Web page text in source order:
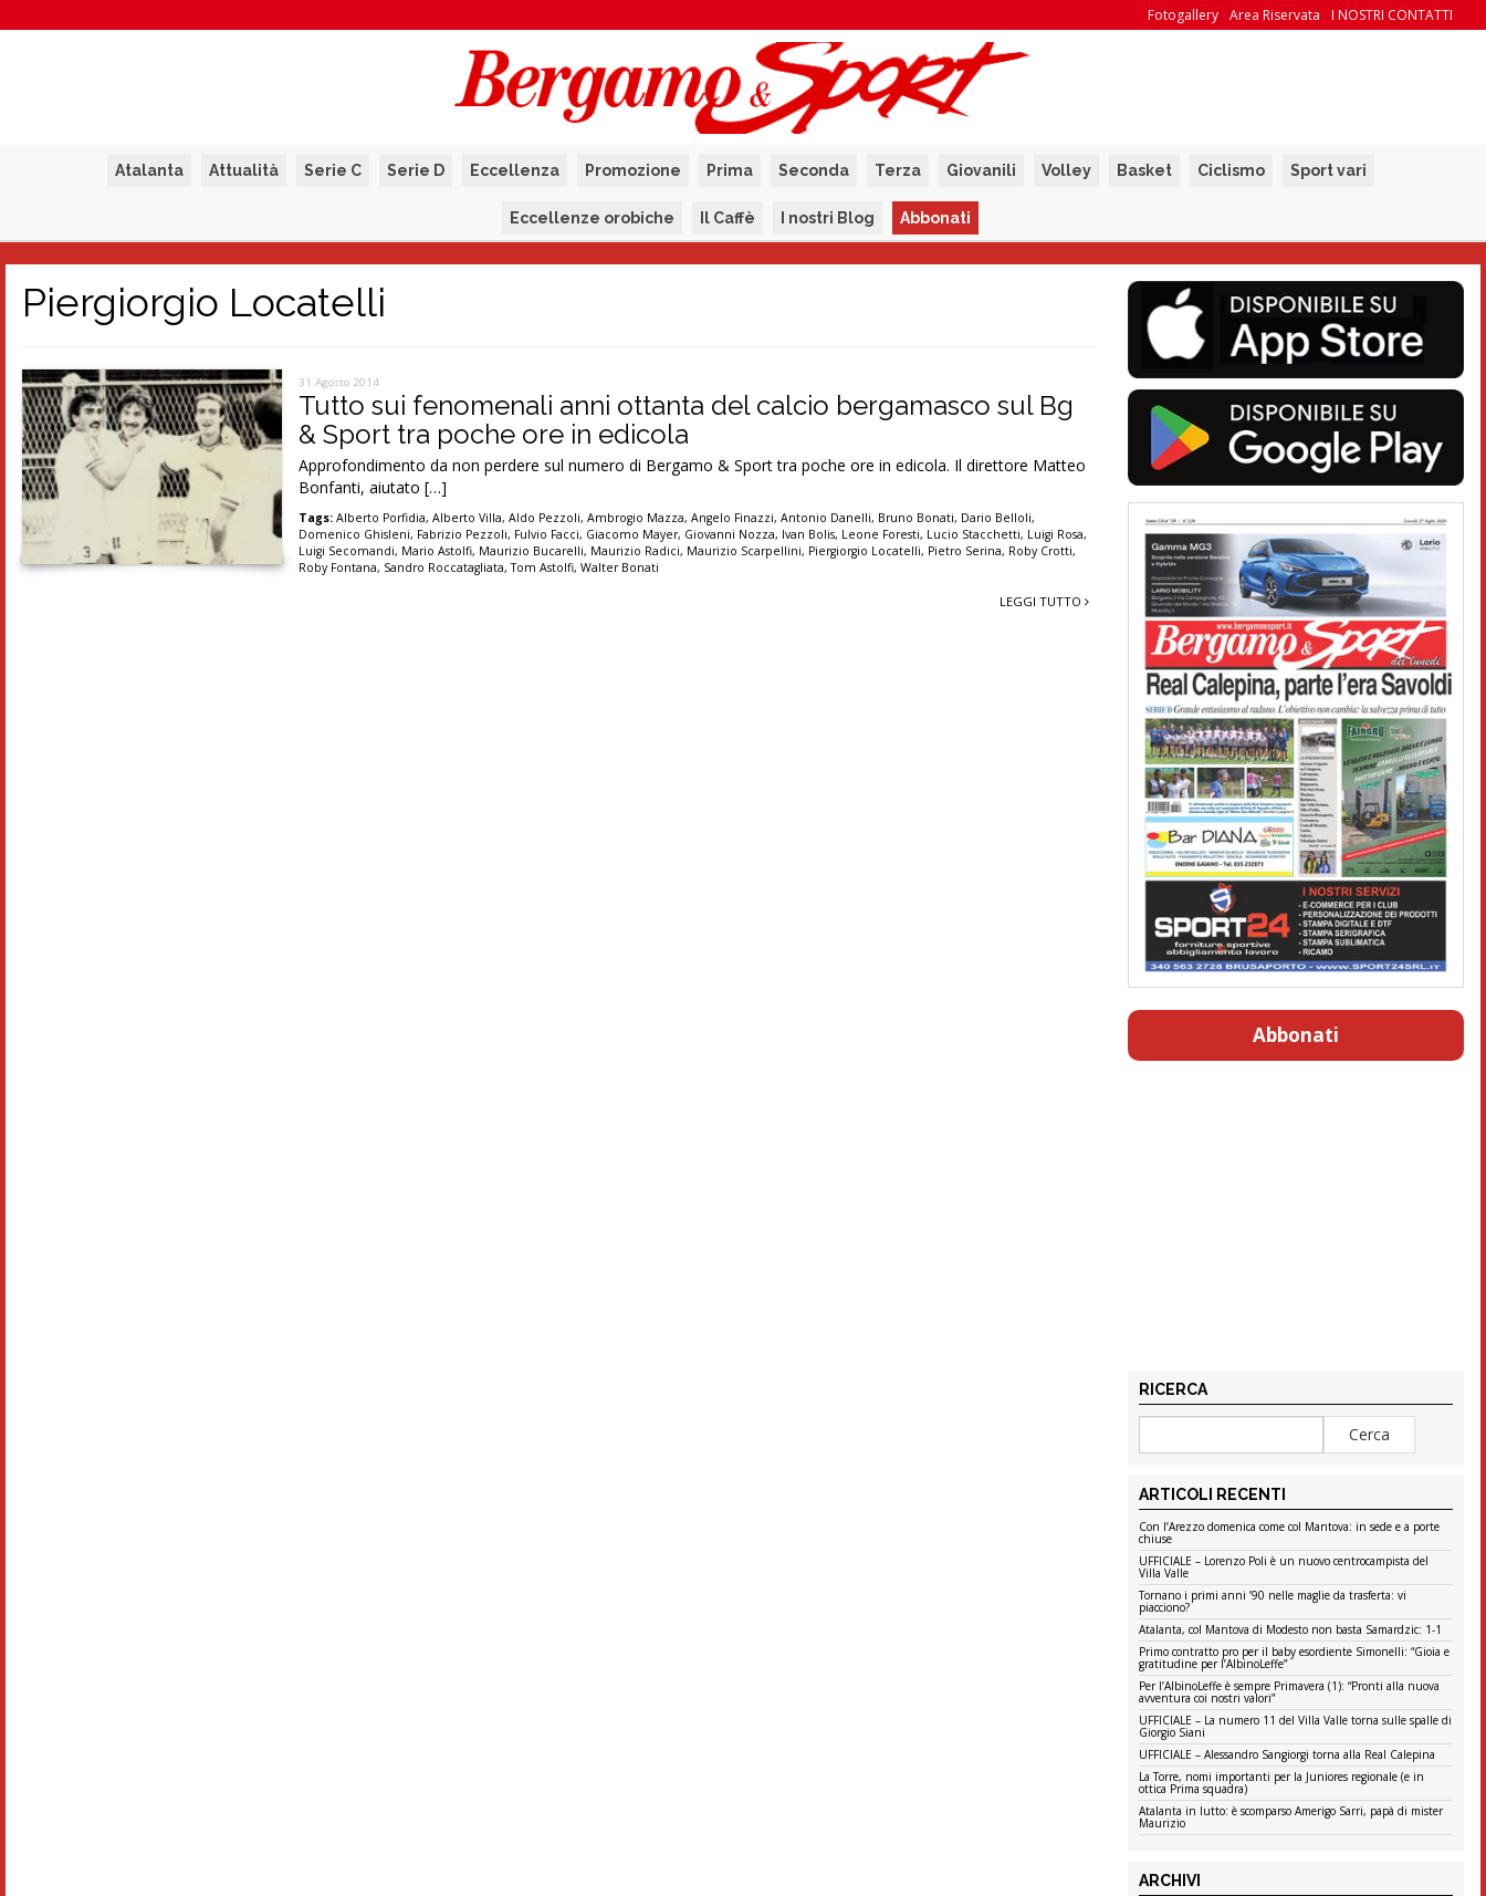
I NOSTRI CONTATTI
Area Riservata
Fotogallery
Atalanta Attualità Serie C Serie D Eccellenza Promozione Prima Seconda Terza Giovanili Volley Basket Ciclismo Sport vari
Eccellenze orobiche Il Caffè I nostri Blog Abbonati
Piergiorgio Locatelli
31 Agosto 2014
Tutto sui fenomenali anni ottanta del calcio bergamasco sul Bg
& Sport tra poche ore in edicola
Approfondimento da non perdere sul numero di Bergamo & Sport tra poche ore in edicola. Il direttore Matteo
Bonfanti, aiutato […]
Tags: Alberto Porfidia,Alberto Villa,Aldo Pezzoli,Ambrogio Mazza,Angelo Finazzi,Antonio Danelli, Bruno Bonati, Dario Belloli,
Domenico Ghisleni, Fabrizio Pezzoli, Fulvio Facci, Giacomo Mayer, Giovanni Nozza, Ivan Bolis, Leone Foresti, Lucio Stacchetti, Luigi Rosa,
Luigi Secomandi, Mario Astolfi, Maurizio Bucarelli, Maurizio Radici, Maurizio Scarpellini, Piergiorgio Locatelli, Pietro Serina, Roby Crotti,
Roby Fontana, Sandro Roccatagliata,Tom Astolfi,Walter Bonati
LEGGI TUTTO
Abbonati
RICERCA
ARTICOLI RECENTI
Con l’Arezzo domenica come col Mantova: in sede e a porte
chiuse
UFFICIALE – Lorenzo Poli è un nuovo centrocampista del
Villa Valle
Tornano i primi anni ’90 nelle maglie da trasferta: vi
piacciono?
Atalanta, col Mantova di Modesto non basta Samardzic: 1-1
Primo contratto pro per il baby esordiente Simonelli: “Gioia e
gratitudine per l’AlbinoLeffe”
Per l’AlbinoLeffe è sempre Primavera (1): “Pronti alla nuova
avventura coi nostri valori”
UFFICIALE – La numero 11 del Villa Valle torna sulle spalle di
Giorgio Siani
UFFICIALE – Alessandro Sangiorgi torna alla Real Calepina
La Torre, nomi importanti per la Juniores regionale (e in
ottica Prima squadra)
Atalanta in lutto: è scomparso Amerigo Sarri, papà di mister
Maurizio
ARCHIVI